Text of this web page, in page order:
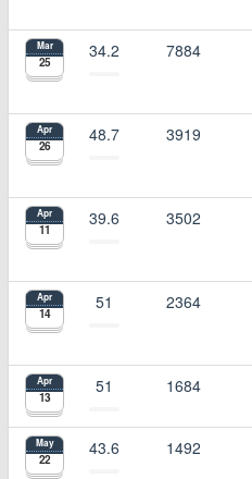
7884
34.2
Mar
25
3919
48.7
Apr
26
3502
39.6
Apr
11
2364
51
Apr
14
1684
51
Apr
13
1492
43.6
May
22